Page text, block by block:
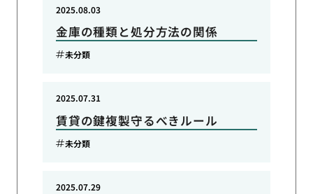
金庫の種類と処分方法の関係
2025.08.03
未分類
賃貸の鍵複製守るべきルール
2025.07.31
未分類
2025.07.29